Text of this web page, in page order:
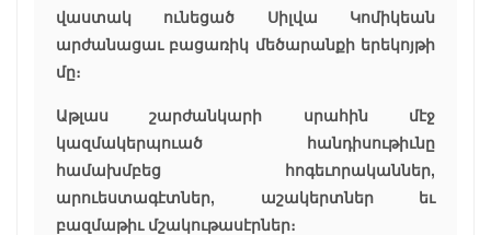
վաստակ ունեցած Սիլվա Կոմիկեան
արժանացաւ բացառիկ մեծարանքի երեկոյթի
մը։
Աթլաս շարժանկարի սրահին մէջ
կազմակերպուած հանդիսութիւնը
համախմբեց հոգեւորականներ,
արուեստագէտներ, աշակերտներ եւ
բազմաթիւ մշակութասէրներ։